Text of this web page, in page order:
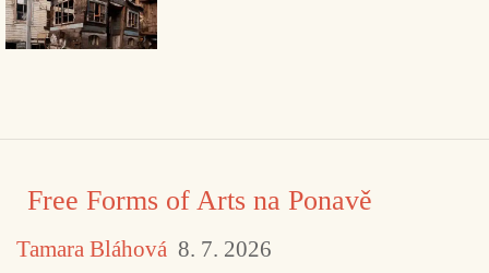
Free Forms of Arts na Ponavě
Tamara Bláhová 8. 7. 2026